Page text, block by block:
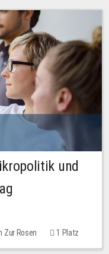
und
Zur Rosen
1 Platz